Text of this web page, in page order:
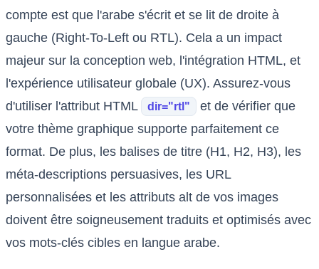
compte est que l'arabe s'écrit et se lit de droite à
gauche (Right-To-Left ou RTL). Cela a un impact
majeur sur la conception web, l'intégration HTML, et
l'expérience utilisateur globale (UX). Assurez-vous
d'utiliser l'attribut HTML
dir="rtl"
et de vérifier que
votre thème graphique supporte parfaitement ce
format. De plus, les balises de titre (H1, H2, H3), les
méta-descriptions persuasives, les URL
personnalisées et les attributs alt de vos images
doivent être soigneusement traduits et optimisés avec
vos mots-clés cibles en langue arabe.